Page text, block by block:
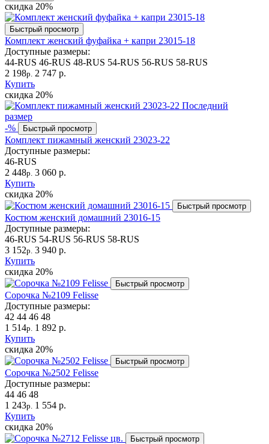
скидка 20%
Быстрый просмотр
Комплект женский фуфайка + капри 23015-18
Доступные размеры:
44-RUS 46-RUS 48-RUS 54-RUS 56-RUS 58-RUS
2 198р. 2 747 р.
Купить
скидка 20%
Последний
размер
-%
Быстрый просмотр
Комплект пижамный женский 23023-22
Доступные размеры:
46-RUS
2 448р. 3 060 р.
Купить
скидка 20%
Быстрый просмотр
Костюм женский домашний 23016-15
Доступные размеры:
46-RUS 54-RUS 56-RUS 58-RUS
3 152р. 3 940 р.
Купить
скидка 20%
Быстрый просмотр
Сорочка №2109 Felisse
Доступные размеры:
42 44 46 48
1 514р. 1 892 р.
Купить
скидка 20%
Быстрый просмотр
Сорочка №2502 Felisse
Доступные размеры:
44 46 48
1 243р. 1 554 р.
Купить
скидка 20%
Быстрый просмотр